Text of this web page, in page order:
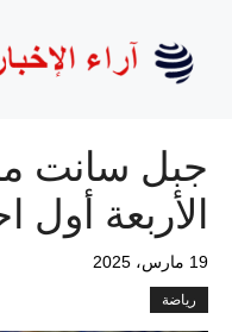
المحتوى
جبل سانت
الأربعة أول
19 مارس، 2025
رياضة